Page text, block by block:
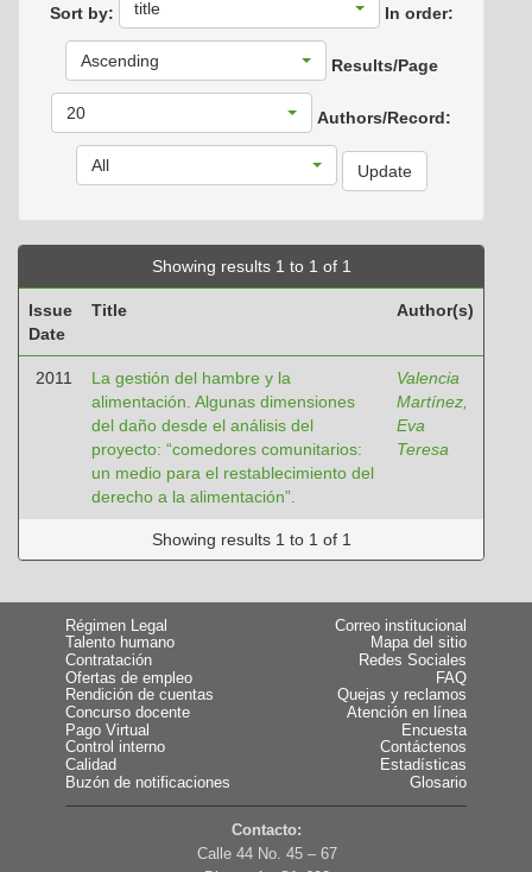
Sort by: title In order:
Ascending Results/Page
20 Authors/Record:
All
Showing results 1 to 1 of 1
Issue
Date
Title Author(s)
2011
La gestión del hambre y la
alimentación. Algunas dimensiones
del daño desde el análisis del
proyecto: “comedores comunitarios:
un medio para el restablecimiento del
derecho a la alimentación”.
Valencia
Martínez,
Eva
Teresa
Showing results 1 to 1 of 1
Régimen Legal
Talento humano
Contratación
Ofertas de empleo
Rendición de cuentas
Concurso docente
Pago Virtual
Control interno
Calidad
Buzón de notificaciones
Correo institucional
Mapa del sitio
Redes Sociales
FAQ
Quejas y reclamos
Atención en línea
Encuesta
Contáctenos
Estadísticas
Glosario
Contacto:
Calle 44 No. 45 – 67